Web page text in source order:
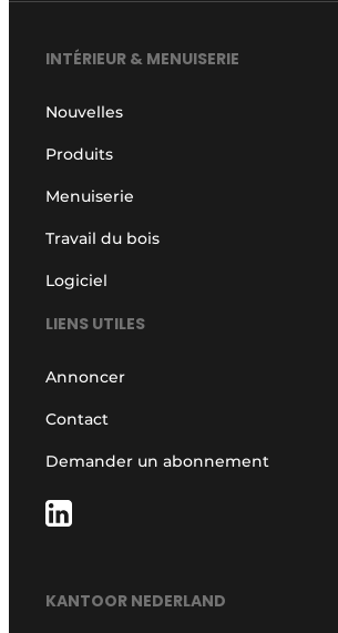
INTÉRIEUR & MENUISERIE
Nouvelles
Produits
Menuiserie
Travail du bois
Logiciel
LIENS UTILES
Annoncer
Contact
Demander un abonnement
KANTOOR NEDERLAND